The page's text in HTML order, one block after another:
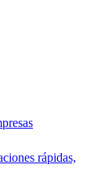
rápidas,